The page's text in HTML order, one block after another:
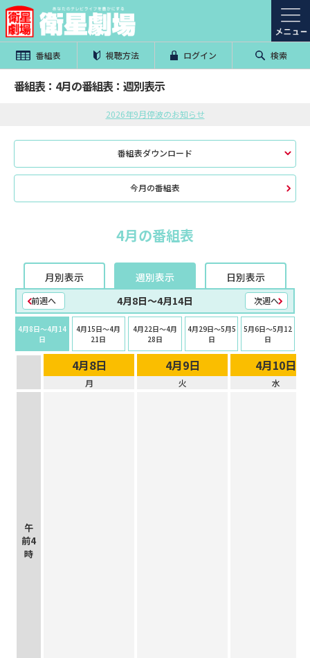
番組表 視聴方法 ログイン 検索
番組表：4月の番組表：週別表示
2026年9月停波のお知らせ
番組表ダウンロード
今月の番組表
4月の番組表
月別表示 週別表示 日別表示
前週へ 4月8日〜4月14日 次週へ
4月8日〜4月14
日
4月15日〜4月
21日
4月22日〜4月
28日
4月29日〜5月5
日
5月6日〜5月12
日
4月8日
月
4月9日
火
4月10日
水
午
前4
時